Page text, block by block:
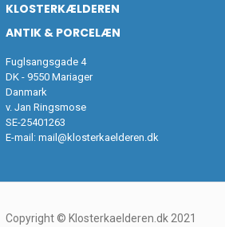
KLOSTERKÆLDEREN
ANTIK & PORCELÆN
Fuglsangsgade 4
DK - 9550 Mariager
Danmark
v. Jan Ringsmose
SE-25401263
E-mail: mail@klosterkaelderen.dk
Copyright © Klosterkaelderen.dk 2021